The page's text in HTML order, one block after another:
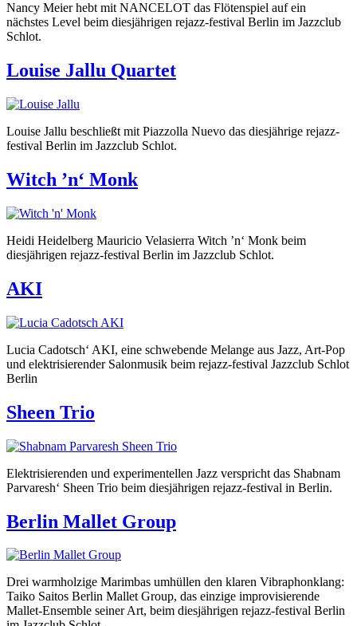
Nancy Meier hebt mit NANCELOT das Flötenspiel auf ein
nächstes Level beim diesjährigen rejazz-festival Berlin im Jazzclub
Schlot.
Louise Jallu Quartet
Louise Jallu beschließt mit Piazzolla Nuevo das diesjährige rejazz-
festival Berlin im Jazzclub Schlot.
Witch ’n‘ Monk
Heidi Heidelberg Mauricio Velasierra Witch ’n‘ Monk beim
diesjährigen rejazz-festival Berlin im Jazzclub Schlot.
AKI
Lucia Cadotsch‘ AKI, eine schwebende Melange aus Jazz, Art-Pop
und elektrisierender Salonmusik beim rejazz-festival Jazzclub Schlot
Berlin
Sheen Trio
Elektrisierenden und experimentellen Jazz verspricht das Shabnam
Parvaresh‘ Sheen Trio beim diesjährigen rejazz-festival in Berlin.
Berlin Mallet Group
Drei warmholzige Marimbas umhüllen den klaren Vibraphonklang:
Taiko Saitos Berlin Mallet Group, das einzige improvisierende
Mallet-Ensemble seiner Art, beim diesjährigen rejazz-festival Berlin